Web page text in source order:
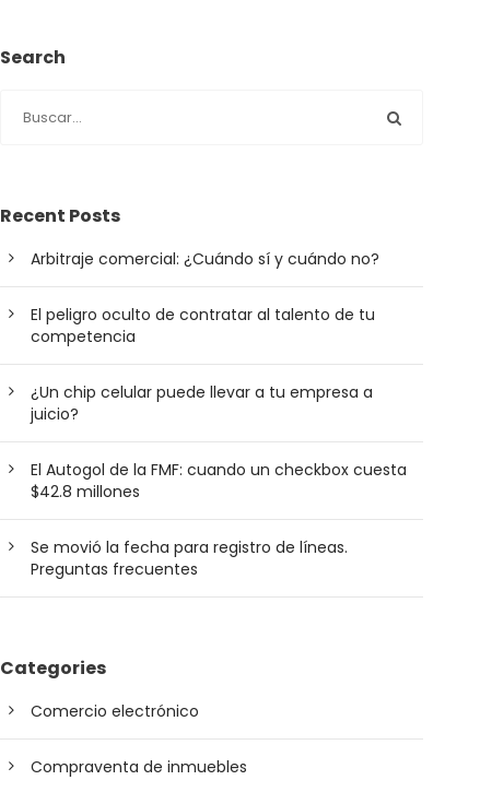
Search
Recent Posts
Arbitraje comercial: ¿Cuándo sí y cuándo no?
El peligro oculto de contratar al talento de tu
competencia
¿Un chip celular puede llevar a tu empresa a
juicio?
El Autogol de la FMF: cuando un checkbox cuesta
$42.8 millones
Se movió la fecha para registro de líneas.
Preguntas frecuentes
Categories
Comercio electrónico
Compraventa de inmuebles